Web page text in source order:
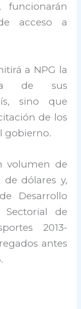
acceso a
a NPG la
de sus
sino que
de los
gobierno.
volumen de
dólares y,
Desarrollo
Sectorial de
2013-
antes